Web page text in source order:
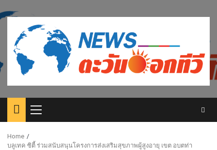
to
content
Primary
Menu
Home
บลูเทค ซิตี้ ร่วมสนับสนุนโครงการส่งเสริมสุขภาพผู้สูงอายุ เขต อบตท่า